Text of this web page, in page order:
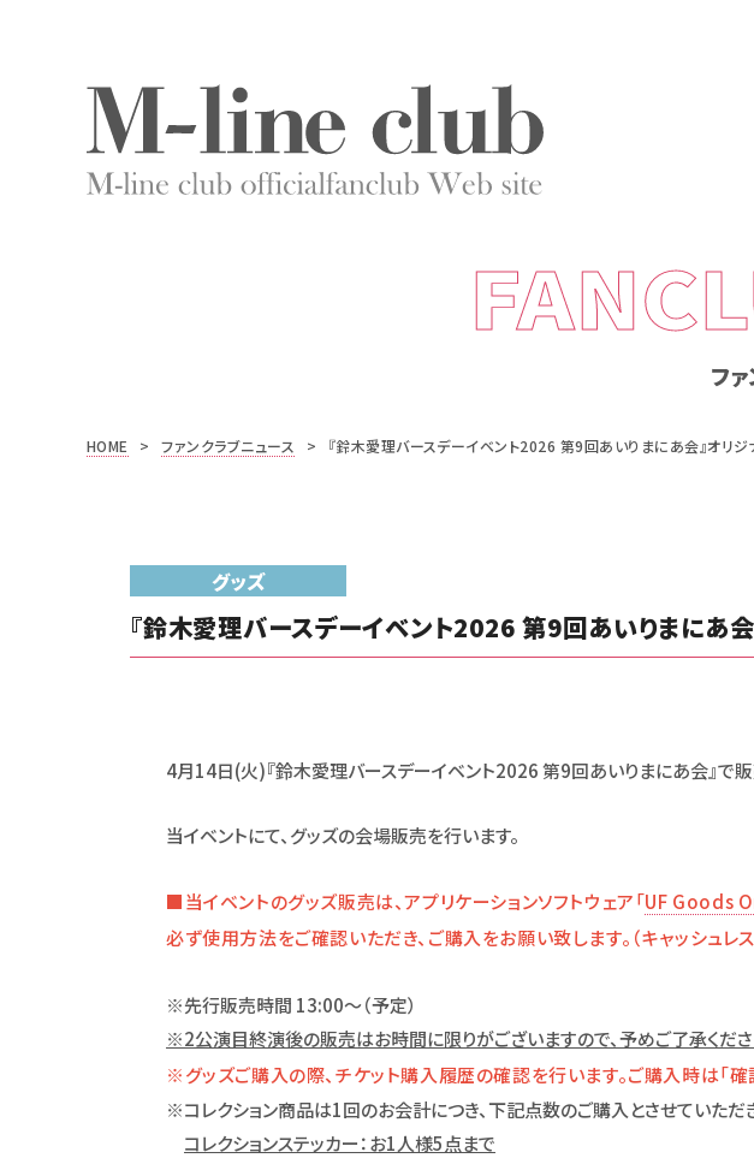
フ
HOME > ファンクラブニュース > 『鈴木愛理バースデーイベント2026 第9回あいりまにあ会』オリジ
グッズ
『鈴木愛理バースデーイベント2026 第9回あいりまにあ会
4月14日(火)『鈴木愛理バースデーイベント2026 第9回あいりまにあ会』で販
当イベントにて、グッズの会場販売を行います。
■当イベントのグッズ販売は、アプリケーションソフトウェア「UF Goods
必ず使用方法をご確認いただき、ご購入をお願い致します。（キャッシュレ
※先行販売時間 13:00～（予定）
※2公演目終演後の販売はお時間に限りがございますので、予めご了承くださ
※グッズご購入の際、チケット購入履歴の確認を行います。ご購入時は「
※コレクション商品は1回のお会計につき、下記点数のご購入とさせていただ
コレクションステッカー：お1人様5点まで